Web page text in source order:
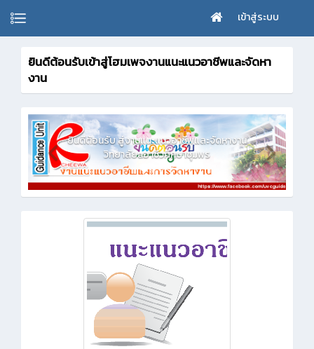
เข้าสู่ระบบ
ยินดีต้อนรับเข้าสู่โฮมเพจงานแนะแนวอาชีพและจัดหา
งาน